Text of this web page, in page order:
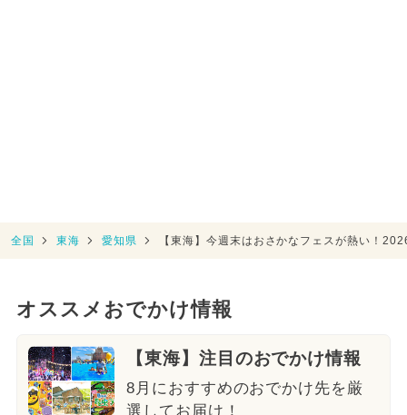
全国 東海 愛知県 【東海】今週末はおさかなフェスが熱い！
オススメおでかけ情報
【東海】注目のおでかけ情報
8月におすすめのおでかけ先を厳
選してお届け！